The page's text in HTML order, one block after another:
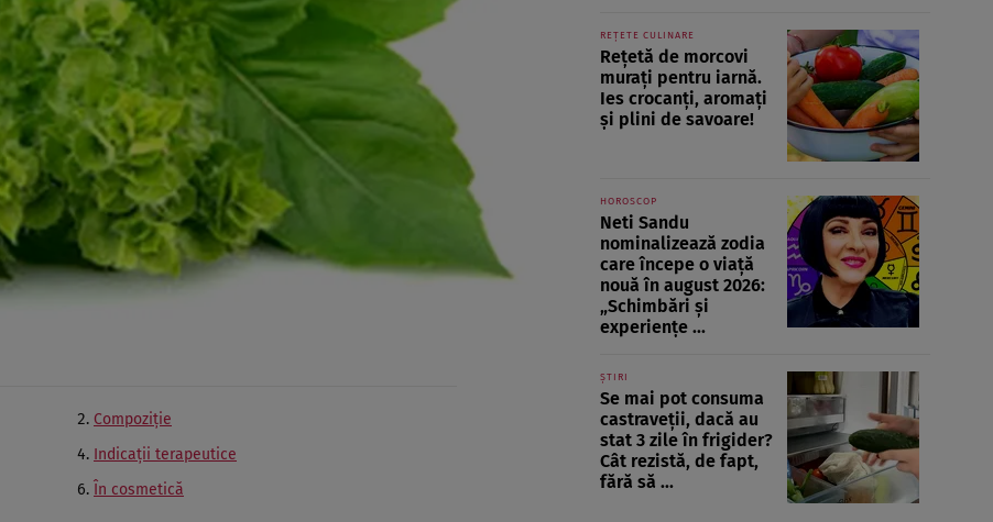
Compoziţie
Indicaţii terapeutice
În cosmetică
REȚETE CULINARE
Rețetă de morcovi
murați pentru iarnă.
Ies crocanți, aromați
și plini de savoare!
HOROSCOP
Neti Sandu
nominalizează zodia
care începe o viață
nouă în august 2026:
„Schimbări și
experiențe ...
ȘTIRI
Se mai pot consuma
castraveții, dacă au
stat 3 zile în frigider?
Cât rezistă, de fapt,
fără să ...